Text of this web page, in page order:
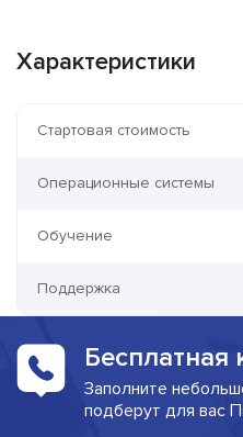
Характеристики
Стартовая стоимость
Операционные системы
Обучение
Поддержка
Бесплатная
Заполните
подберут для вас